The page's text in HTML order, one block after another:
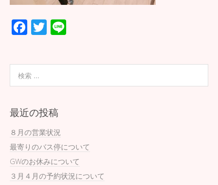
F
b
o
o
k
T
最近の投稿
８月の営業状況
最寄りのバス停について
GWのお休みについて
３月４月の予約状況について